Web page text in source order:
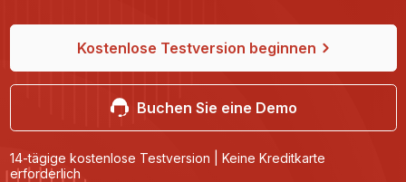
Kostenlose Testversion beginnen
Buchen Sie eine Demo
14-tägige kostenlose Testversion | Keine Kreditkarte
erforderlich